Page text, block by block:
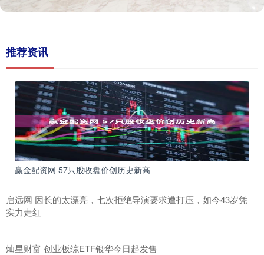
推荐资讯
赢金配资网 57只股收盘价创历史新高
启远网 因长的太漂亮，七次拒绝导演要求遭打压，如今43岁凭
实力走红
灿星财富 创业板综ETF银华今日起发售